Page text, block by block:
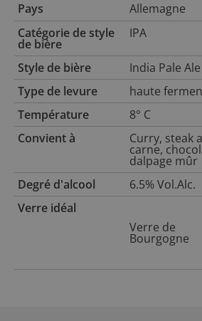
Pays
Allemagne
Catégorie de style
de bière
IPA
Style de bière
India Pale Ale
Type de levure
haute
Température
8° C
Convient à
Curry, steak
carne,
dalpage mûr
Degré d'alcool
6.5% Vol.Alc.
Verre idéal
Verre de
Bourgogne